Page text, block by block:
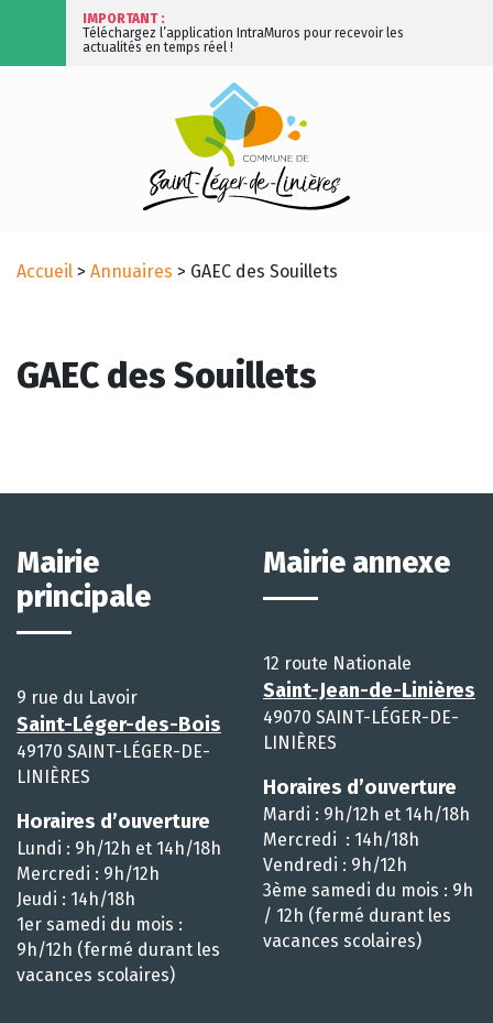
IMPORTANT :
Téléchargez l’application IntraMuros pour recevoir les
actualités en temps réel !
Accueil > Annuaires > GAEC des Souillets
GAEC des Souillets
Mairie
principale
9 rue du Lavoir
Saint-Léger-des-Bois
49170 SAINT-LÉGER-DE-
LINIÈRES
Horaires d’ouverture
Lundi : 9h/12h et 14h/18h
Mercredi : 9h/12h
Jeudi : 14h/18h
1er samedi du mois :
9h/12h (fermé durant les
vacances scolaires)
Mairie annexe
12 route Nationale
Saint-Jean-de-Linières
49070 SAINT-LÉGER-DE-
LINIÈRES
Horaires d’ouverture
Mardi : 9h/12h et 14h/18h
Mercredi : 14h/18h
Vendredi : 9h/12h
3ème samedi du mois : 9h
/ 12h (fermé durant les
vacances scolaires)